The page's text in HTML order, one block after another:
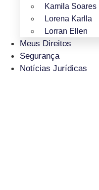
Kamila Soares
Lorena Karlla
Lorran Ellen
Meus Direitos
Segurança
Notícias Jurídicas